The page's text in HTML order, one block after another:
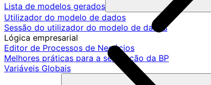
Lista de modelos gerados
Utilizador do modelo de dados
Sessão do utilizador do modelo de dados
Lógica empresarial
Editor de Processos de Negócios
Melhores práticas para a separação da BP
Variáveis Globais